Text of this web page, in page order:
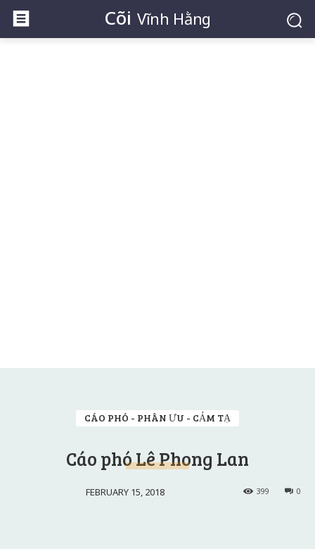
Cõi Vĩnh Hằng
CÁO PHÓ - PHÂN ƯU - CẢM TẠ
Cáo phó Lê Phong Lan
FEBRUARY 15, 2018 0
399